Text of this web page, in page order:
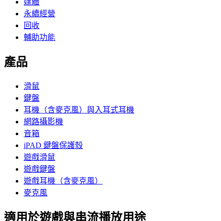
永續經營
回收
輔助功能
產品
滑鼠
鍵盤
耳機（含麥克風）與入耳式耳機
網路攝影機
音箱
iPAD 鍵盤保護殼
遊戲滑鼠
遊戲鍵盤
遊戲耳機（含麥克風）
麥克風
適用於遊戲與串流播放用途